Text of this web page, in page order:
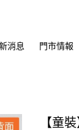
消息 門市情報
【童